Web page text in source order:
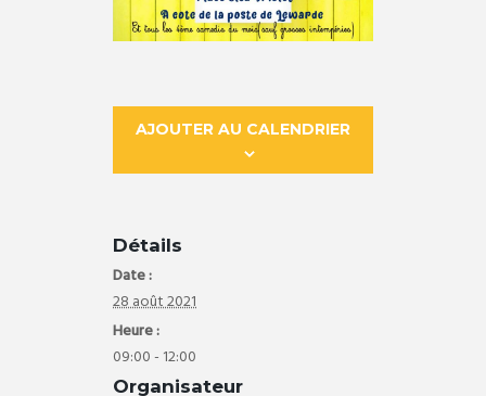
AJOUTER AU CALENDRIER
Détails
Date :
28 août 2021
Heure :
09:00 - 12:00
Organisateur